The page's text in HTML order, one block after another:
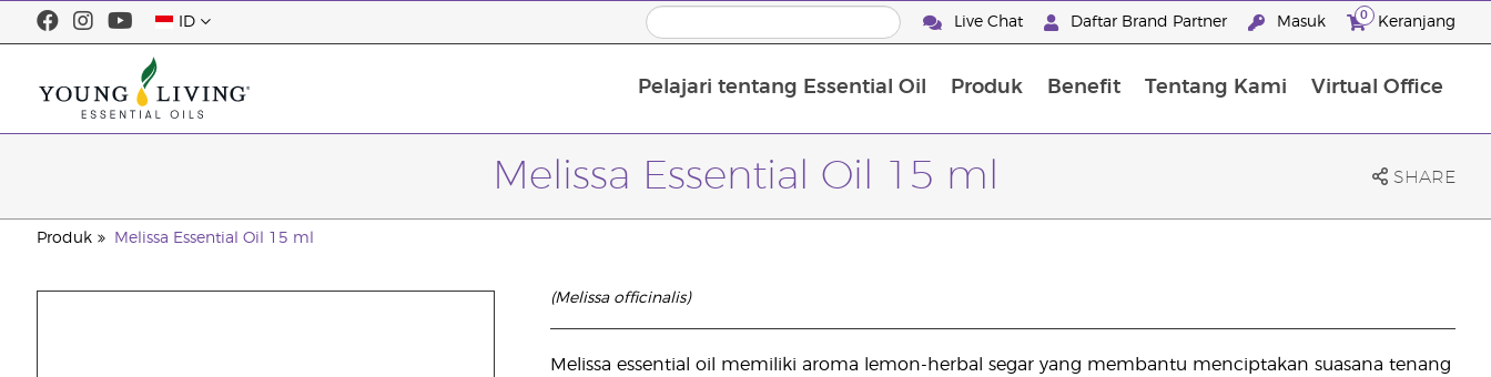
ID Live Chat Daftar Brand Partner Masuk 0 Keranjang
Pelajari tentang Essential Oil Produk Benefit Tentang Kami Virtual Office
Melissa Essential Oil 15 ml SHARE
Produk Melissa Essential Oil 15 ml
(Melissa officinalis)
Melissa essential oil memiliki aroma lemon-herbal segar yang membantu menciptakan suasana tenang